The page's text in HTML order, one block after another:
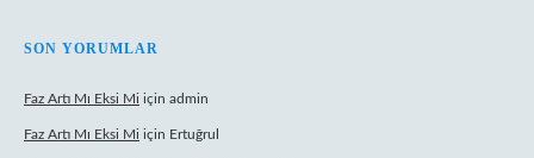
SON YORUMLAR
Faz Artı Mı Eksi Mi için admin
Faz Artı Mı Eksi Mi için Ertuğrul